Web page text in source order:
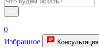
0
Избранное
Консультация